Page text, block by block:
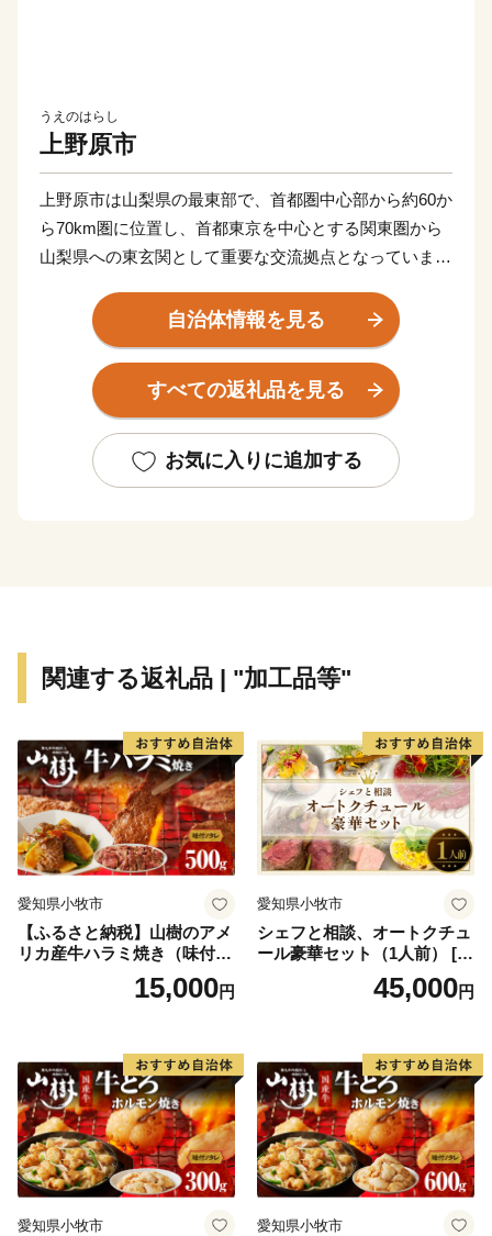
うえのはらし
上野原市
上野原市は山梨県の最東部で、首都圏中心部から約60か
ら70km圏に位置し、首都東京を中心とする関東圏から
山梨県への東玄関として重要な交流拠点となっていま
また、地域内を流れる桂川、秋山川、鶴川、仲間川及
びそれらの支流によって形成された河岸段丘が住民生活
の基盤をなしており、山岳・段丘・河川がつくりだす自
然環境は、日照時間が長い等様々な自然の特性に恵まれ
り、神奈川県における主要な水道供給源となっていま
自治体情報を見る
すべての返礼品を見る
お気に入りに追加する
関連する返礼品 | "加工品等"
愛知県小牧市
【ふるさと納税】山樹のアメ
リカ産牛ハラミ焼き（味付）
15,000円
愛知県小牧市
シェフと相談、オートクチュ
ール豪華セット（1人前） [04
45,000円
愛知県小牧市 愛知県小牧市